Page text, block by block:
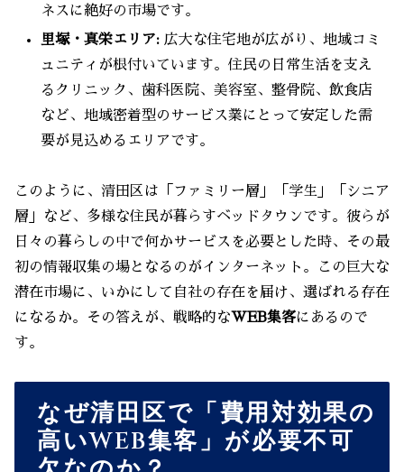
ネスに絶好の市場です。
里塚・真栄エリア: 広大な住宅地が広がり、地域コミ
ュニティが根付いています。住民の日常生活を支え
るクリニック、歯科医院、美容室、整骨院、飲食店
など、地域密着型のサービス業にとって安定した需
要が見込めるエリアです。
このように、清田区は「ファミリー層」「学生」「シニア
層」など、多様な住民が暮らすベッドタウンです。彼らが
日々の暮らしの中で何かサービスを必要とした時、その最
初の情報収集の場となるのがインターネット。この巨大な
潜在市場に、いかにして自社の存在を届け、選ばれる存在
になるか。その答えが、戦略的なWEB集客にあるので
す。
なぜ清田区で「費用対効果の
高いWEB集客」が必要不可